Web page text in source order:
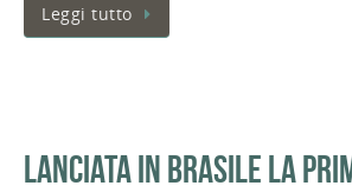
Leggi tutto
Lanciata in Brasile la